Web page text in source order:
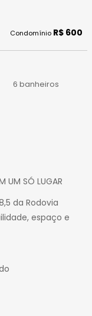
Condomínio R$ 600
6 banheiros
UM SÓ LUGAR
da Rodovia
espaço e